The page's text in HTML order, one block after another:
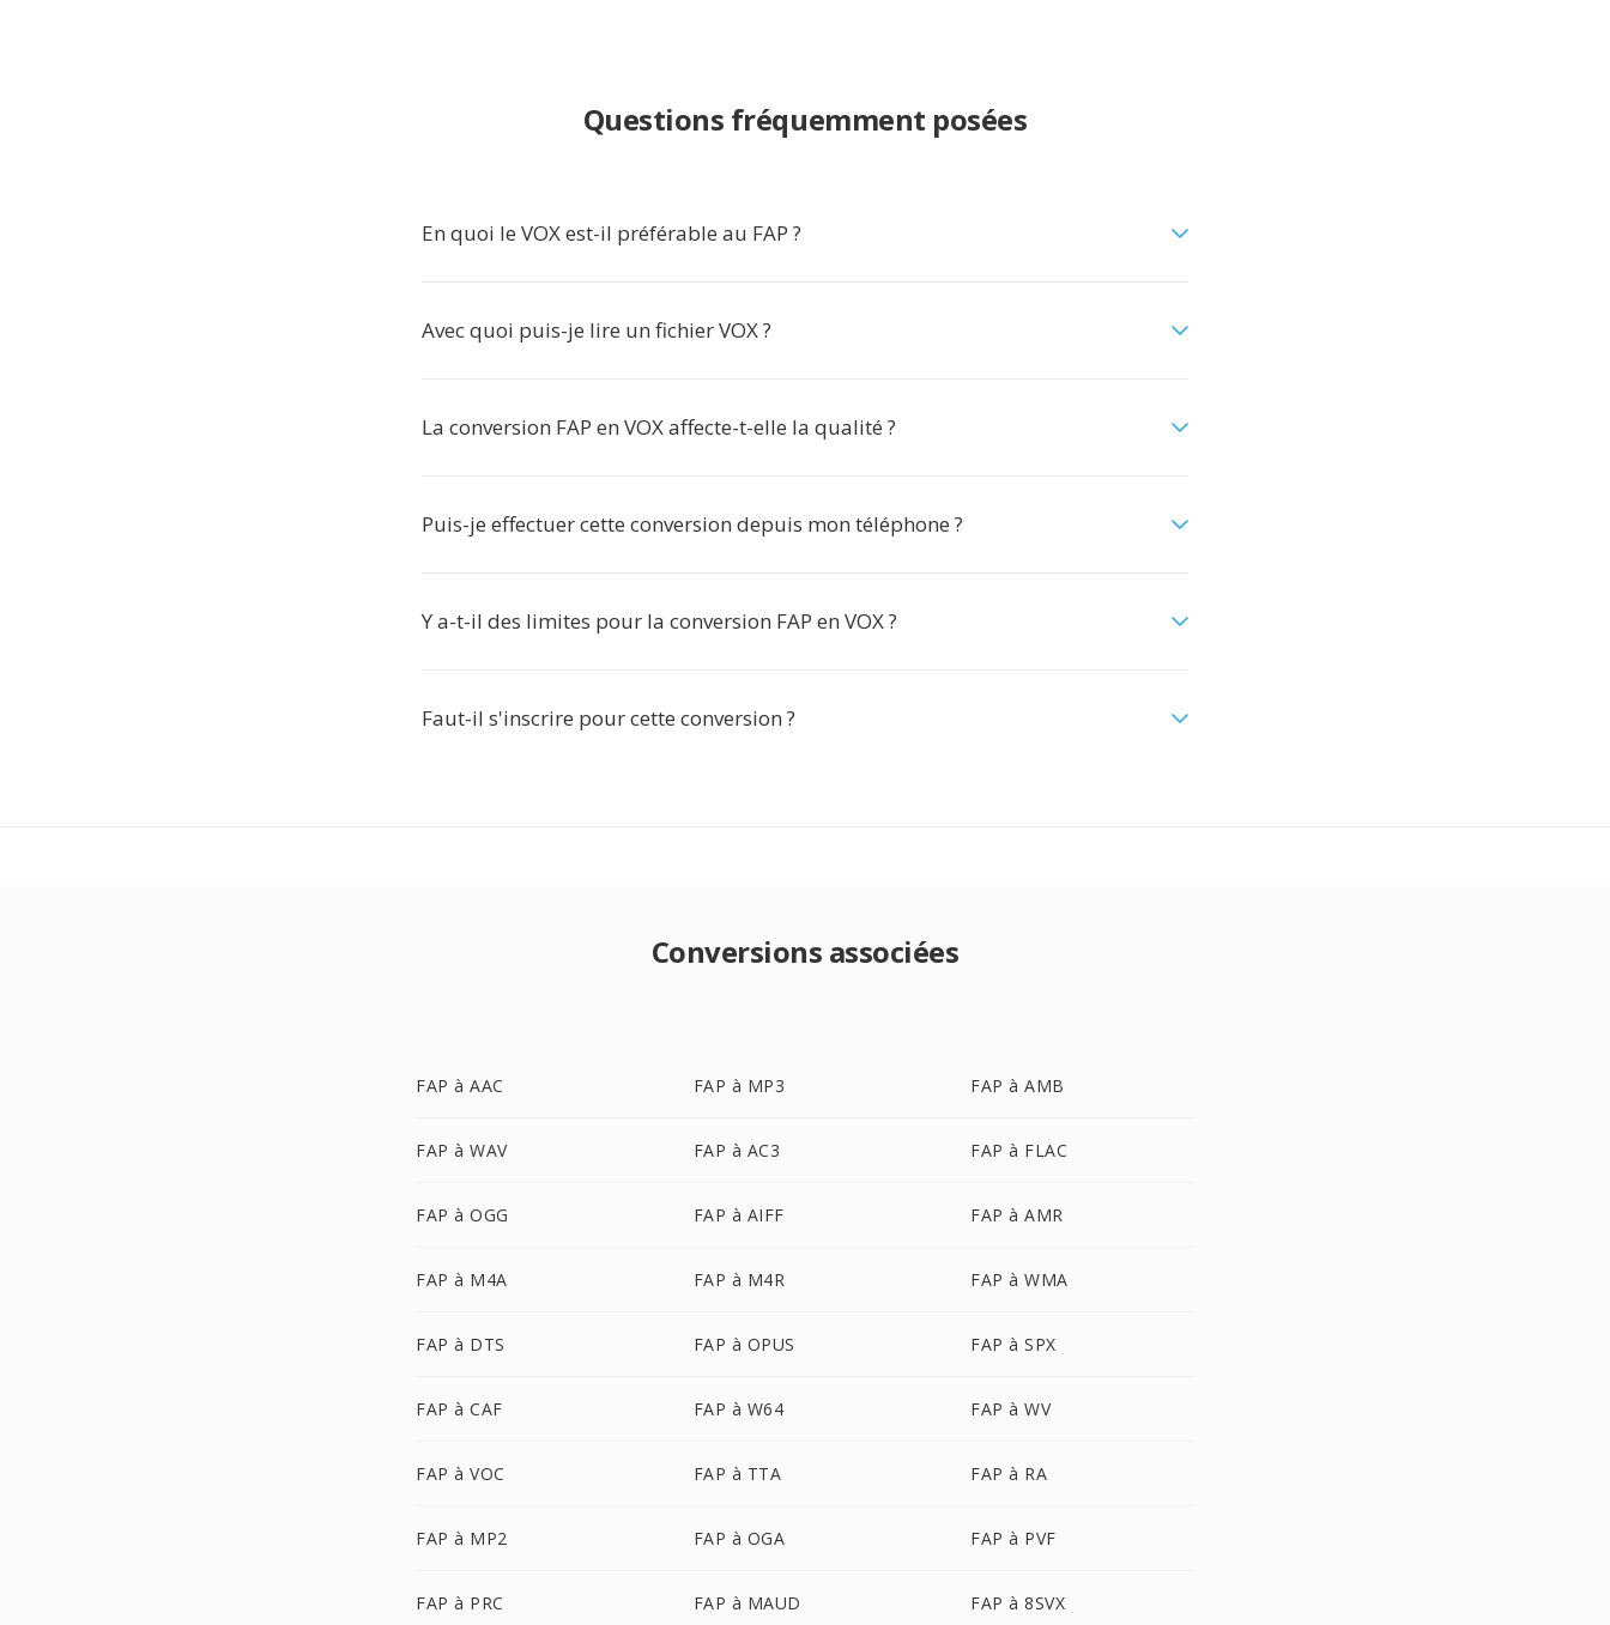
Questions fréquemment posées
En quoi le VOX est-il préférable au FAP ?
Avec quoi puis-je lire un fichier VOX ?
La conversion FAP en VOX affecte-t-elle la qualité ?
Puis-je effectuer cette conversion depuis mon téléphone ?
Y a-t-il des limites pour la conversion FAP en VOX ?
Faut-il s'inscrire pour cette conversion ?
Conversions associées
FAP à AAC FAP à MP3 FAP à AMB
FAP à WAV FAP à AC3 FAP à FLAC
FAP à OGG FAP à AIFF FAP à AMR
FAP à M4A FAP à M4R FAP à WMA
FAP à DTS FAP à OPUS FAP à SPX
FAP à CAF FAP à W64 FAP à WV
FAP à VOC FAP à TTA FAP à RA
FAP à MP2 FAP à OGA FAP à PVF
FAP à PRC FAP à MAUD FAP à 8SVX